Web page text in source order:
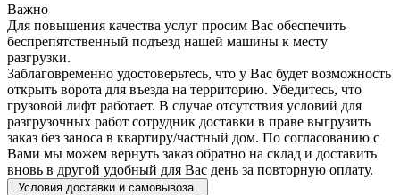
Важно
Для повышения качества услуг просим Вас обеспечить
беспрепятственный подъезд нашей машины к месту
разгрузки.
Заблаговременно удостоверьтесь, что у Вас будет возможность
открыть ворота для въезда на территорию. Убедитесь, что
грузовой лифт работает. В случае отсутствия условий для
разгрузочных работ сотрудник доставки в праве выгрузить
заказ без заноса в квартиру/частный дом. По согласованию с
Вами мы можем вернуть заказ обратно на склад и доставить
вновь в другой удобный для Вас день за повторную оплату.
Условия доставки и самовывоза